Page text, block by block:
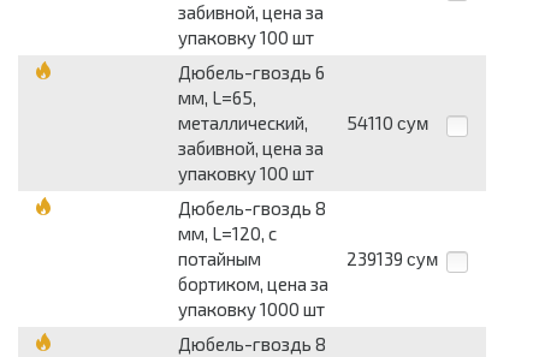
забивной, цена за
упаковку 100 шт
Дюбель-гвоздь 6
мм, L=65,
металлический,
забивной, цена за
упаковку 100 шт
54110 сум
Дюбель-гвоздь 8
мм, L=120, с
потайным
бортиком, цена за
упаковку 1000 шт
239139 сум
Дюбель-гвоздь 8